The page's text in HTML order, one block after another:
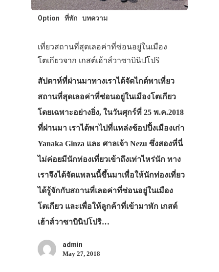
Option ที่พัก บทความ
เที่ยวสถานที่สุดเลอค่าที่ซ่อนอยู่ในเมือง
โตเกียวจาก เกสต์เฮ้าส์วาซาบินิปโปริ
สัปดาห์ที่ผ่านมาทางเราได้จัดไกด์พาเที่ยว
สถานที่สุดเลอค่าที่ซ่อนอยู่ในเมืองโตเกียว
โดยเฉพาะอย่างยิ่ง, ในวันศุกร์ที่ 25 พ.ค.2018
ที่ผ่านมา เราได้พาไปที่แหล่งช้อปปิ้งเมืองเก่า
Yanaka Ginza และ ศาลเจ้า Nezu ซึ่งสองที่นี่
ไม่ค่อยมีนักท่องเที่ยวเข้าถึงเท่าไหร่นัก ทาง
เราจึงได้จัดแพลนนี้ขึ้นมาเพื่อให้นักท่องเที่ยว
ได้รู้จักกับสถานที่เลอค่าที่ซ่อนอยู่ในเมือง
โตเกียว และเพื่อให้ลูกค้าที่เข้ามาพัก เกสต์
เฮ้าส์วาซาบินิปโปริ…
admin
May 27, 2018